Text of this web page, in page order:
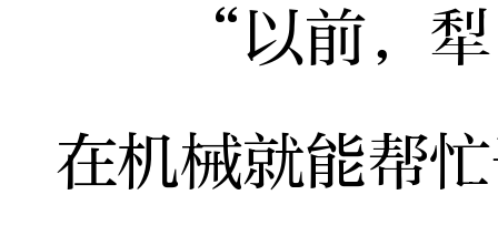
“以前，犁
在机械就能帮